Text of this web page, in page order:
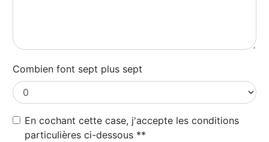
Combien font sept plus sept
En cochant cette case, j'accepte les conditions
particulières ci-dessous **